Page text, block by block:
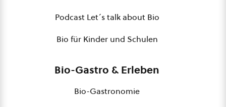
Podcast Let´s talk about Bio
Bio für Kinder und Schulen
Bio-Gastro & Erleben
Bio-Gastronomie